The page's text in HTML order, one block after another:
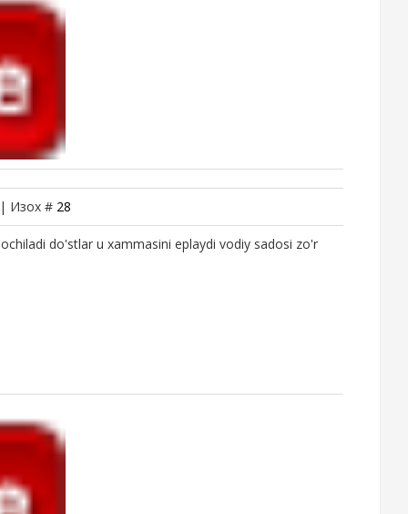
Изох # 28
do'stlar u xammasini eplaydi vodiy sadosi zo'r